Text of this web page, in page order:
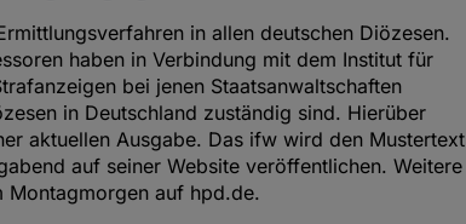
in allen deutschen Diözesen.
haben in Verbindung mit dem Institut für
bei jenen Staatsanwaltschaften
in Deutschland zuständig sind. Hierüber
aktuellen Ausgabe. Das ifw wird den Mustertext
auf seiner Website veröffentlichen. Weitere
Montagmorgen auf hpd.de.